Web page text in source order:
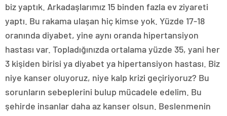
biz yaptık. Arkadaşlarımız 15 binden fazla ev ziyareti
yaptı. Bu rakama ulaşan hiç kimse yok. Yüzde 17-18
oranında diyabet, yine aynı oranda hipertansiyon
hastası var. Topladığınızda ortalama yüzde 35, yani her
3 kişiden birisi ya diyabet ya hipertansiyon hastası. Biz
niye kanser oluyoruz, niye kalp krizi geçiriyoruz? Bu
sorunların sebeplerini bulup mücadele edelim. Bu
şehirde insanlar daha az kanser olsun. Beslenmenin